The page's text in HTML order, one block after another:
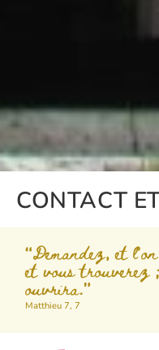
"Demandez, et
et vous trouverez
ouvrira.”
Matthieu 7, 7
CONTACT